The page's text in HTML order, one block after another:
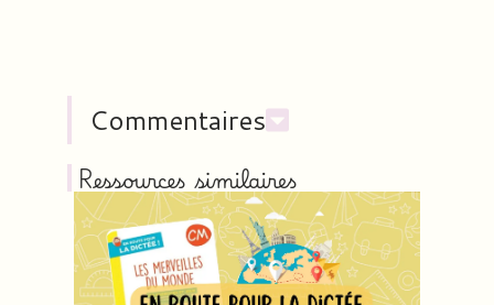
Commentaires
Ressources similaires